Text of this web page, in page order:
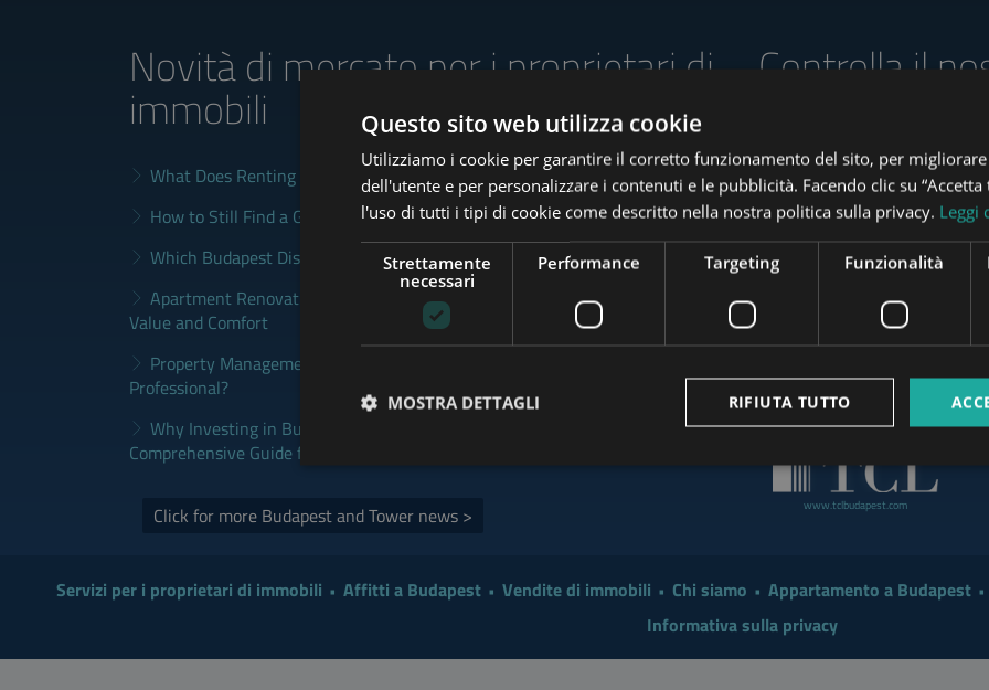
Novità di mercato per i proprietari di
immobili
What Does Renting in Budapest Really Cost?
How to Still Find a Good Rental in Budapest at the End of August
Which Budapest District Fits Which Property Investor in 2026?
Apartment Renovation Budapest: How to Plan a Smarter Renovation for
Value and Comfort
Property Management Budapest: When Does It Make Sense to Hire a
Professional?
Why Investing in Budapest Real Estate is a Smart Move in 2026: A
Comprehensive Guide for Investors
Click for more Budapest and Tower news >
Controlla il
www.tower-investments.com
www.mybudapesthome.com
www.tclbudapest.com
Servizi per i proprietari di immobili Affitti a Budapest Vendite di immobili Chi siamo Appartamento a Budapest
Informativa sulla privacy
Questo sito web utilizza cookie
Utilizziamo i cookie per garantire il corretto funzionamento del sito, per
dell'utente e per personalizzare i contenuti e le pubblicità. Facendo clic su “Accetta
l'uso di tutti i tipi di cookie come descritto nella nostra politica sulla privacy. Leggi
Strettamente
necessari
Performance Targeting Funzionalità
RIFIUTA TUTTO
MOSTRA DETTAGLI